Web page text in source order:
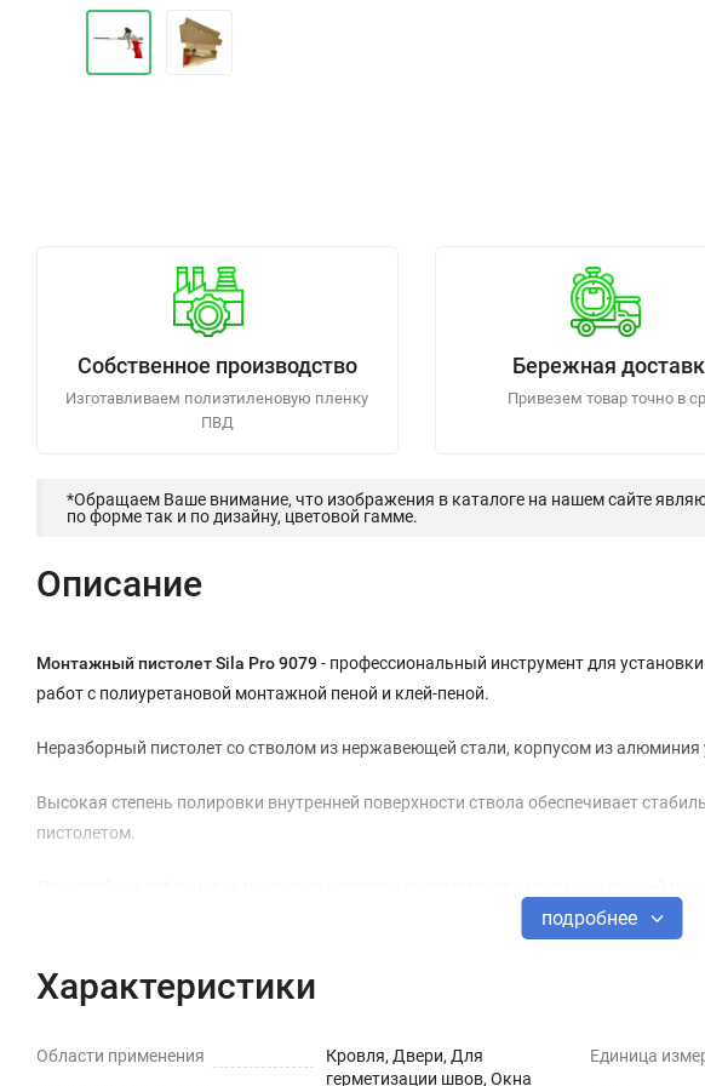
Собственное производство
Изготавливаем полиэтиленовую пленку
ПВД
Бережная
Привезем товар точно в
*Обращаем Ваше внимание, что изображения в каталоге на нашем сайте
по форме так и по дизайну, цветовой гамме.
Описание
Монтажный пистолет Sila Pro 9079- профессиональный инструмент для
работ с полиуретановой монтажной пеной и клей-пеной.
Неразборный пистолет со стволом из нержавеющей стали, корпусом из
Высокая степень полировки внутренней поверхности ствола обеспечивает
пистолетом.
Корпус: Алюминий
подробнее
Характеристики
Области применения
Кровля, Двери, Для
герметизации швов, Окна
Единица